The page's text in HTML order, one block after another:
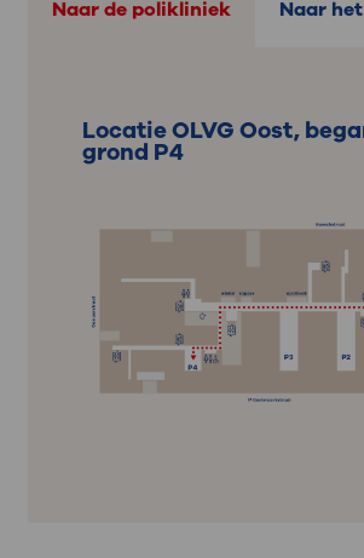
Naar de polikliniek Naar
Locatie OLVG Oost,
grond P4